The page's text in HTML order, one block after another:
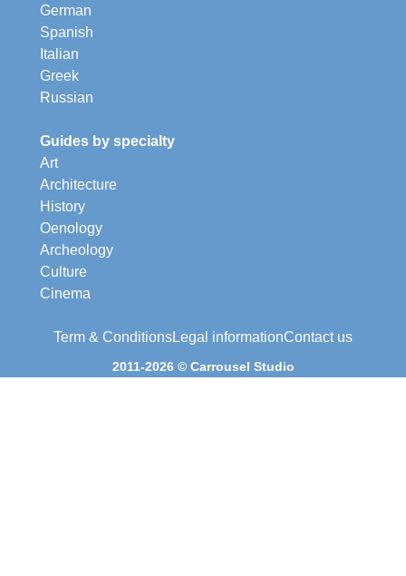
German
Spanish
Italian
Greek
Russian
Guides by specialty
Art
Architecture
History
Oenology
Archeology
Culture
Cinema
Term & ConditionsLegal informationContact us
2011-2026 © Carrousel Studio